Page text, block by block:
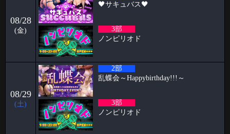
🥳3月女子抽選🥳
🦋🉐女性様特典🉐🦋 🤩3月の抽選結果🤩 1等 13636 2等 13972 3等 1
2026-03-30
初めての全裸露出オナニー ケイタブログ
いつもお世話になっております🦋 ハプニングバーのスタッフをしており
ます🦋ケイタです！！
2026-03-23
パンブログ「花粉」
お久しぶりです！ 店長のパンです🍞 お花見の季節になり 2人に1人がな
08/28
(金)
🖤サキュバス🖤
3部
ノンピリオド
08/29
(土)
2部
乱蝶会～Happybirthday!!!～
3部
ノンピリオド